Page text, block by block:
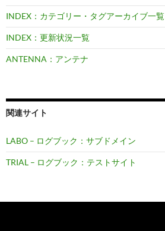
INDEX：カテゴリー・タグアーカイブ一覧
INDEX：更新状況一覧
ANTENNA：アンテナ
関連サイト
LABO – ログブック：サブドメイン
TRIAL – ログブック：テストサイト